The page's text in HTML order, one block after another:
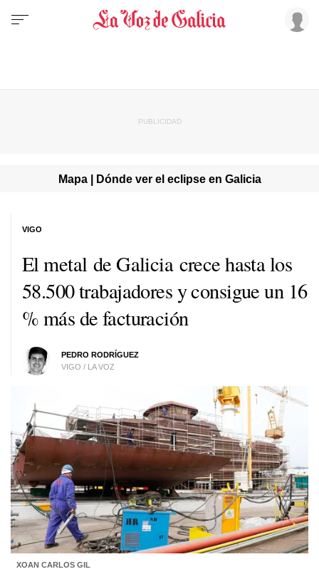
Mapa | Dónde ver el eclipse en Galicia
El metal de Galicia crece hasta los
58.500 trabajadores y consigue un 16
% más de facturación
PEDRO RODRÍGUEZ
VIGO / LA VOZ
VIGO
XOAN CARLOS GIL